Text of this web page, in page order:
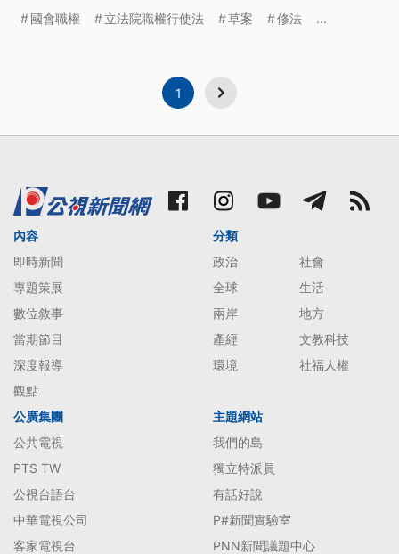
國會職權 立法院職權行使法 草案 修法 ...
1
內容
即時新聞
專題策展
數位敘事
當期節目
深度報導
觀點
分類
政治
社會
全球
生活
兩岸
地方
產經
文教科技
環境
社福人權
公廣集團
公共電視
PTS TW
公視台語台
中華電視公司
客家電視台
主題網站
我們的島
獨立特派員
有話好說
P#新聞實驗室
PNN新聞議題中心